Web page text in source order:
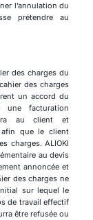
l’annulation du
prétendre au
des charges du
des charges
un accord du
facturation
au client et
afin que le client
charges. ALIOKI
au devis
annoncée et
des charges ne
sur lequel le
de travail effectif
être refusée ou